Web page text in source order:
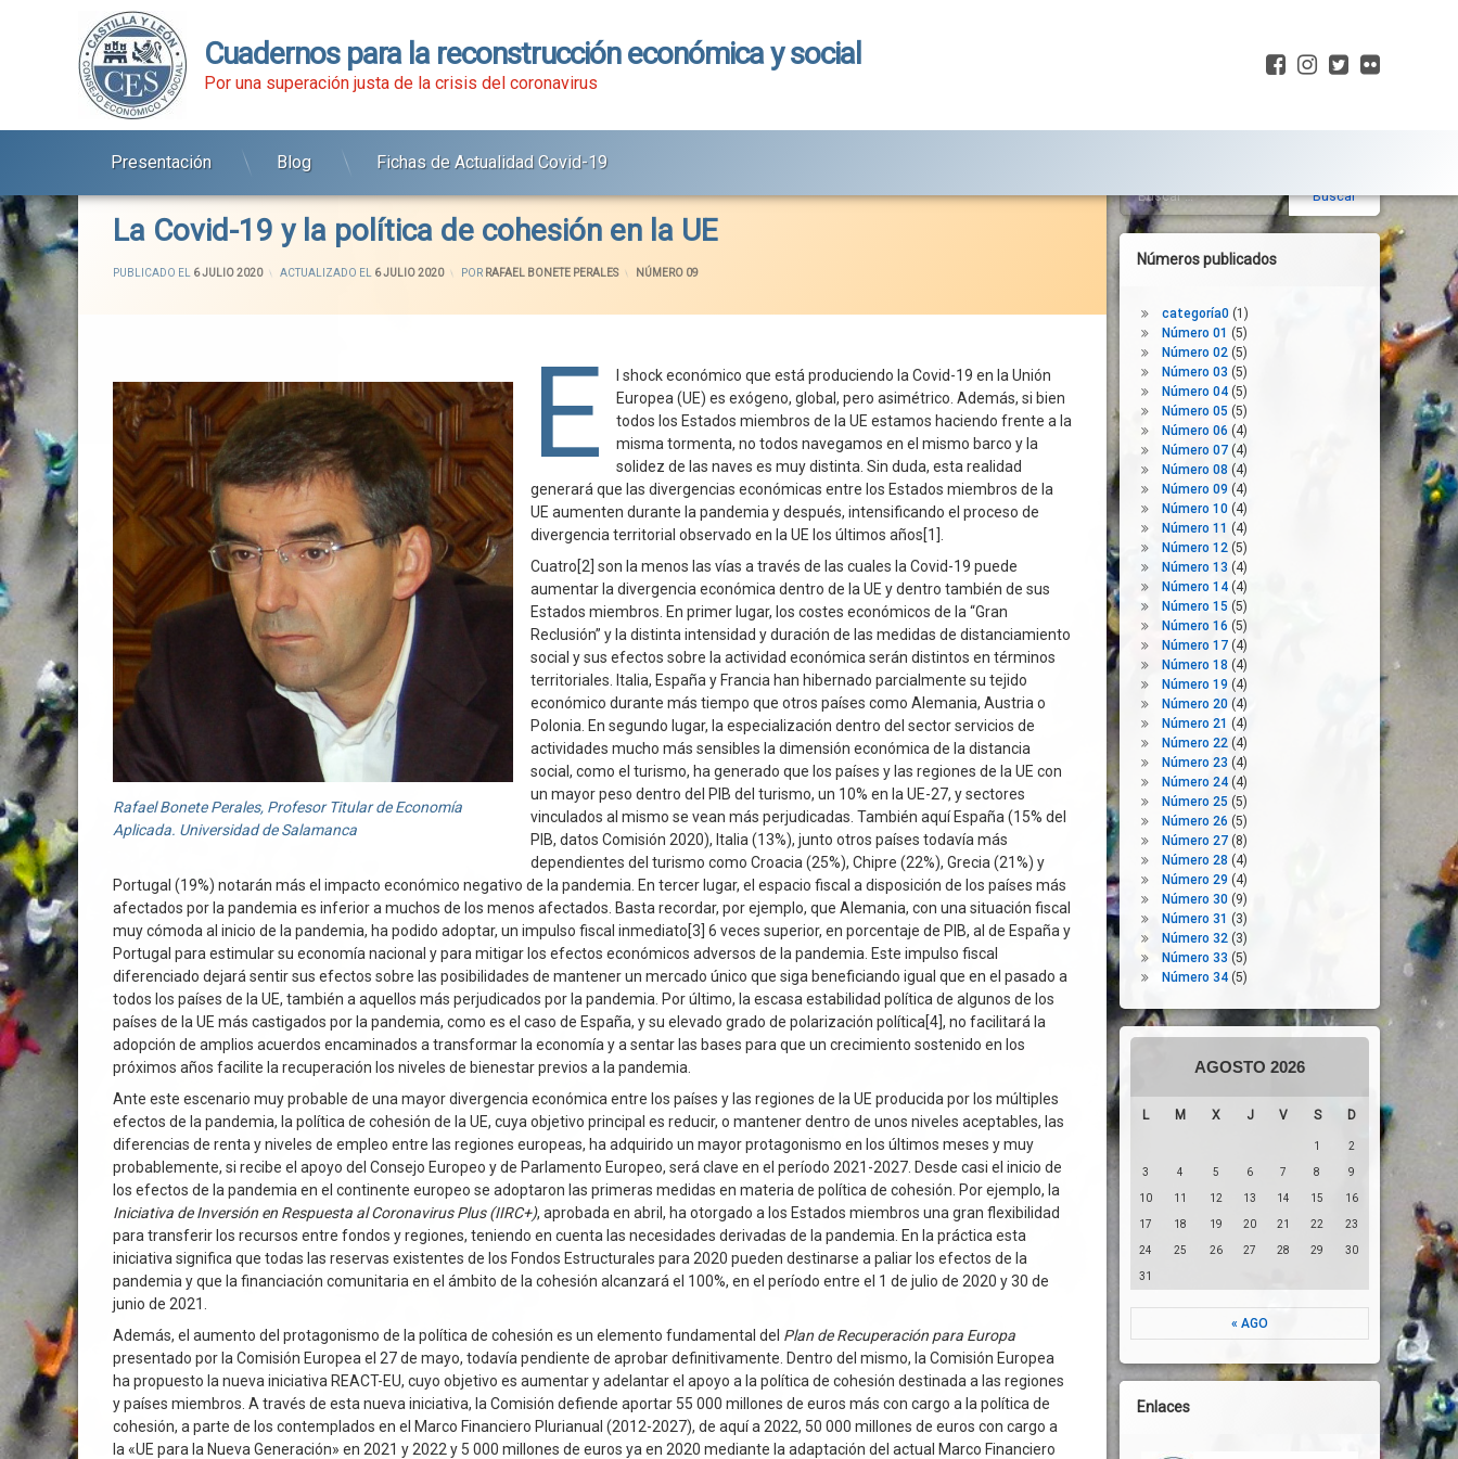
contenido
Cuadernos para la reconstrucción económica y social
Por una superación justa de la crisis del coronavirus
Facebook
Instagram
Twitter
Presentación Blog Fichas de Actualidad Covid-19
La Covid-19 y la política de cohesión en la UE
PUBLICADO EL 6 JULIO 2020 ACTUALIZADO EL 6 JULIO 2020 POR RAFAEL BONETE PERALES CATEGORÍAS:
NÚMERO 09
Rafael Bonete Perales, Profesor Titular de Economía
Aplicada. Universidad de Salamanca
E
l shock económico que está produciendo la Covid-19 en la Unión
Europea (UE) es exógeno, global, pero asimétrico. Además, si bien
todos los Estados miembros de la UE estamos haciendo frente a la
misma tormenta, no todos navegamos en el mismo barco y la
solidez de las naves es muy distinta. Sin duda, esta realidad
generará que las divergencias económicas entre los Estados miembros de la
UE aumenten durante la pandemia y después, intensificando el proceso de
divergencia territorial observado en la UE los últimos años[1].
Cuatro[2] son la menos las vías a través de las cuales la Covid-19 puede
aumentar la divergencia económica dentro de la UE y dentro también de sus
Estados miembros. En primer lugar, los costes económicos de la “Gran
Reclusión” y la distinta intensidad y duración de las medidas de distanciamiento
social y sus efectos sobre la actividad económica serán distintos en términos
territoriales. Italia, España y Francia han hibernado parcialmente su tejido
económico durante más tiempo que otros países como Alemania, Austria o
Polonia. En segundo lugar, la especialización dentro del sector servicios de
actividades mucho más sensibles la dimensión económica de la distancia
social, como el turismo, ha generado que los países y las regiones de la UE con
un mayor peso dentro del PIB del turismo, un 10% en la UE-27, y sectores
vinculados al mismo se vean más perjudicadas. También aquí España (15% del
PIB, datos Comisión 2020), Italia (13%), junto otros países todavía más
dependientes del turismo como Croacia (25%), Chipre (22%), Grecia (21%) y
Portugal (19%) notarán más el impacto económico negativo de la pandemia. En tercer lugar, el espacio fiscal a disposición de los países más
afectados por la pandemia es inferior a muchos de los menos afectados. Basta recordar, por ejemplo, que Alemania, con una situación fiscal
muy cómoda al inicio de la pandemia, ha podido adoptar, un impulso fiscal inmediato[3] 6 veces superior, en porcentaje de PIB, al de España y
Portugal para estimular su economía nacional y para mitigar los efectos económicos adversos de la pandemia. Este impulso fiscal
diferenciado dejará sentir sus efectos sobre las posibilidades de mantener un mercado único que siga beneficiando igual que en el pasado a
todos los países de la UE, también a aquellos más perjudicados por la pandemia. Por último, la escasa estabilidad política de algunos de los
países de la UE más castigados por la pandemia, como es el caso de España, y su elevado grado de polarización política[4], no facilitará la
adopción de amplios acuerdos encaminados a transformar la economía y a sentar las bases para que un crecimiento sostenido en los
próximos años facilite la recuperación los niveles de bienestar previos a la pandemia.
Ante este escenario muy probable de una mayor divergencia económica entre los países y las regiones de la UE producida por los múltiples
efectos de la pandemia, la política de cohesión de la UE, cuya objetivo principal es reducir, o mantener dentro de unos niveles aceptables, las
diferencias de renta y niveles de empleo entre las regiones europeas, ha adquirido un mayor protagonismo en los últimos meses y muy
probablemente, si recibe el apoyo del Consejo Europeo y de Parlamento Europeo, será clave en el período 2021-2027. Desde casi el inicio de
los efectos de la pandemia en el continente europeo se adoptaron las primeras medidas en materia de política de cohesión. Por ejemplo, la
Iniciativa de Inversión en Respuesta al Coronavirus Plus (IIRC+), aprobada en abril, ha otorgado a los Estados miembros una gran flexibilidad
para transferir los recursos entre fondos y regiones, teniendo en cuenta las necesidades derivadas de la pandemia. En la práctica esta
iniciativa significa que todas las reservas existentes de los Fondos Estructurales para 2020 pueden destinarse a paliar los efectos de la
pandemia y que la financiación comunitaria en el ámbito de la cohesión alcanzará el 100%, en el período entre el 1 de julio de 2020 y 30 de
junio de 2021.
Además, el aumento del protagonismo de la política de cohesión es un elemento fundamental del Plan de Recuperación para Europa
presentado por la Comisión Europea el 27 de mayo, todavía pendiente de aprobar definitivamente. Dentro del mismo, la Comisión Europea
ha propuesto la nueva iniciativa REACT-EU, cuyo objetivo es aumentar y adelantar el apoyo a la política de cohesión destinada a las regiones
y países miembros. A través de esta nueva iniciativa, la Comisión defiende aportar 55 000 millones de euros más con cargo a la política de
cohesión, a parte de los contemplados en el Marco Financiero Plurianual (2012-2027), de aquí a 2022, 50 000 millones de euros con cargo a
la «UE para la Nueva Generación» en 2021 y 2022 y 5 000 millones de euros ya en 2020 mediante la adaptación del actual Marco Financiero
Barra
lateral
derecha
Números publicados
categoría0(1)
Número 01 (5)
Número 02(5)
Número 03 (5)
Número 04(5)
Número 05 (5)
Número 06 (4)
Número 07(4)
Número 08 (4)
Número 09(4)
Número 10(4)
Número 11 (4)
Número 12(5)
Número 13 (4)
Número 14(4)
Número 15 (5)
Número 16 (5)
Número 17(4)
Número 18 (4)
Número 19 (4)
Número 20(4)
Número 21 (4)
Número 22(4)
Número 23 (4)
Número 24(4)
Número 25 (5)
Número 26 (5)
Número 27(8)
Número 28 (4)
Número 29 (4)
Número 30(9)
Número 31 (3)
Número 32(3)
Número 33 (5)
Número 34(5)
AGOSTO 2026
L M X J V S D
1 2
3 4 5 6 7 8 9
10 11 12 13 14 15 16
17 18 19 20 21 22 23
24 25 26 27 28 29 30
31
« AGO
Enlaces